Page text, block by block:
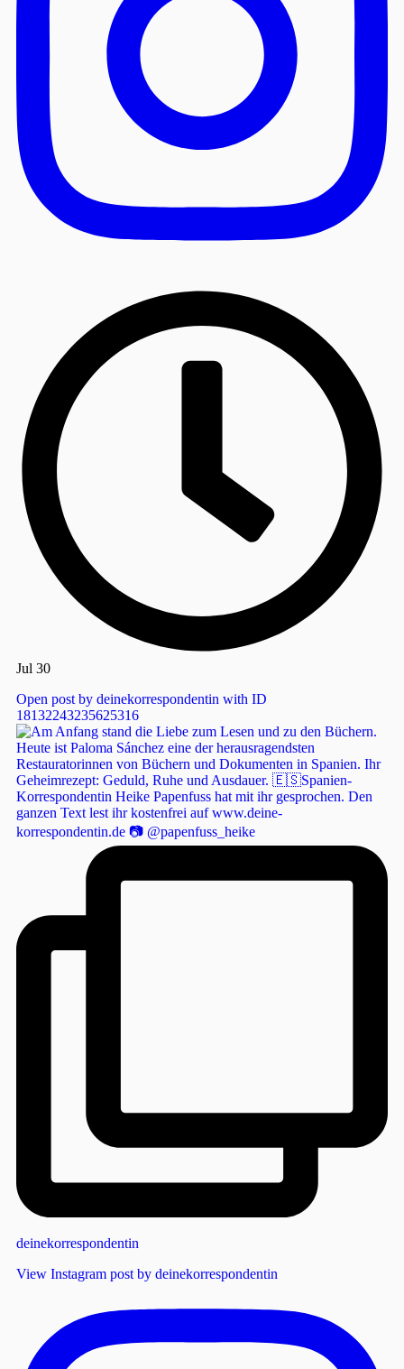
Jul 30
Open post by deinekorrespondentin with ID
18132243235625316
deinekorrespondentin
View Instagram post by deinekorrespondentin